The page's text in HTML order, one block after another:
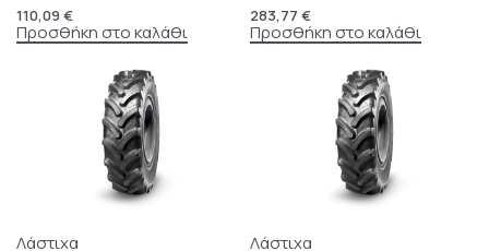
110,09 €
Προσθήκη στο καλάθι
283,77 €
Προσθήκη στο καλάθι
Λάστιχα Λάστιχα